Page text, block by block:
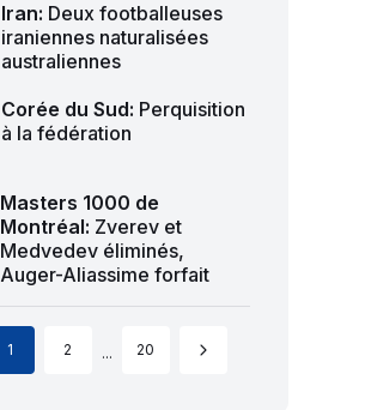
Iran: Deux footballeuses
iraniennes naturalisées
australiennes
Corée du Sud: Perquisition
à la fédération
Masters 1000 de
Montréal: Zverev et
Medvedev éliminés,
Auger-Aliassime forfait
1 2 ... 20